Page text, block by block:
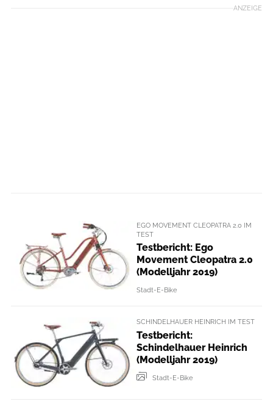
ANZEIGE
EGO MOVEMENT CLEOPATRA 2.0 IM
TEST
Testbericht: Ego
Movement Cleopatra 2.0
(Modelljahr 2019)
Stadt-E-Bike
SCHINDELHAUER HEINRICH IM TEST
Testbericht:
Schindelhauer Heinrich
(Modelljahr 2019)
Stadt-E-Bike